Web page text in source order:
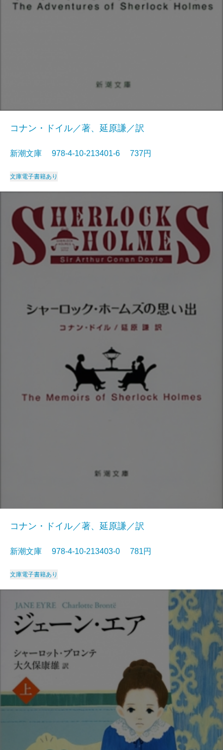
コナン・ドイル／著、延原謙／訳
新潮文庫 978-4-10-213401-6 737円
文庫電子書籍あり
コナン・ドイル／著、延原謙／訳
新潮文庫 978-4-10-213403-0 781円
文庫電子書籍あり